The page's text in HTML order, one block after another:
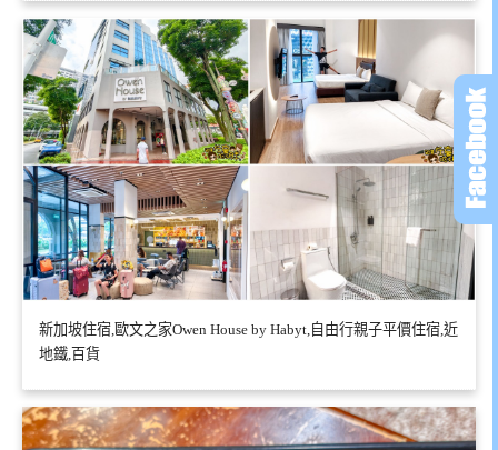
新加坡住宿,歐文之家Owen House by Habyt,自由行親子平價住宿,近
地鐵,百貨